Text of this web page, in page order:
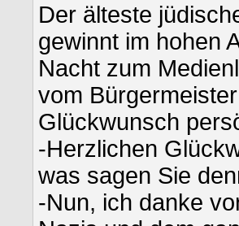
Der älteste
gewinnt im hohen
Nacht zum
vom
Glückwunsch
-Herzlichen
was sagen Sie
-Nun, ich danke